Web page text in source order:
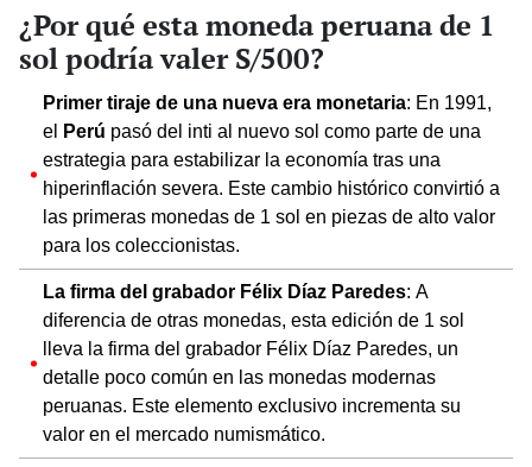
¿Por qué esta moneda peruana de 1
sol podría valer S/500?
Primer tiraje de una nueva era monetaria: En 1991,
el Perú pasó del inti al nuevo sol como parte de una
estrategia para estabilizar la economía tras una
hiperinflación severa. Este cambio histórico convirtió a
las primeras monedas de 1 sol en piezas de alto valor
para los coleccionistas.
La firma del grabador Félix Díaz Paredes: A
diferencia de otras monedas, esta edición de 1 sol
lleva la firma del grabador Félix Díaz Paredes, un
detalle poco común en las monedas modernas
peruanas. Este elemento exclusivo incrementa su
valor en el mercado numismático.